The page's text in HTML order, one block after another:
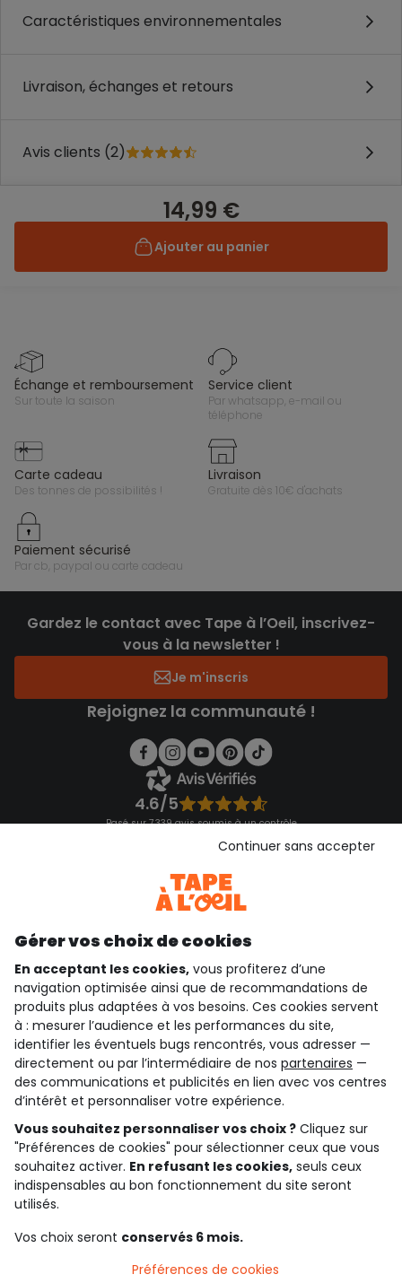
Caractéristiques environnementales
Livraison, échanges et retours
Avis clients (2)
14,99 €
Ajouter au panier
échange et remboursement
sur toute la saison
service client
par whatsapp, e-mail ou
téléphone
carte cadeau
des tonnes de possibilités !
livraison
gratuite dès 10€ d'achats
paiement sécurisé
par cb, paypal ou carte cadeau
Gardez le contact avec Tape à l’Oeil, inscrivez-
vous à la newsletter !
Je m'inscris
Rejoignez la communauté !
4.6/5
Basé sur 7 339 avis soumis à un contrôle
Consulter les CGU
qui sommes-nous ?
besoin d'aide ?
le club fidélité
notre catalogue
Conditions générales de ventes et d'utilisation
Conditions d’utilisation des réseaux sociaux
Politique de confidentialité
Cookies et données personnelles
Paramètres des cookies
Gérer vos choix de cookies
En acceptant les cookies, vous profiterez d’une
navigation optimisée ainsi que de recommandations de
produits plus adaptées à vos besoins. Ces cookies servent
à : mesurer l’audience et les performances du site,
identifier les éventuels bugs rencontrés, vous adresser —
directement ou par l’intermédiaire de nos partenaires —
des communications et publicités en lien avec vos centres
d’intérêt et personnaliser votre expérience.
Vous souhaitez personnaliser vos choix ? Cliquez sur
"Préférences de cookies" pour sélectionner ceux que vous
souhaitez activer. En refusant les cookies, seuls ceux
indispensables au bon fonctionnement du site seront
utilisés.
Vos choix seront conservés 6 mois.
Continuer sans accepter
Préférences de cookies